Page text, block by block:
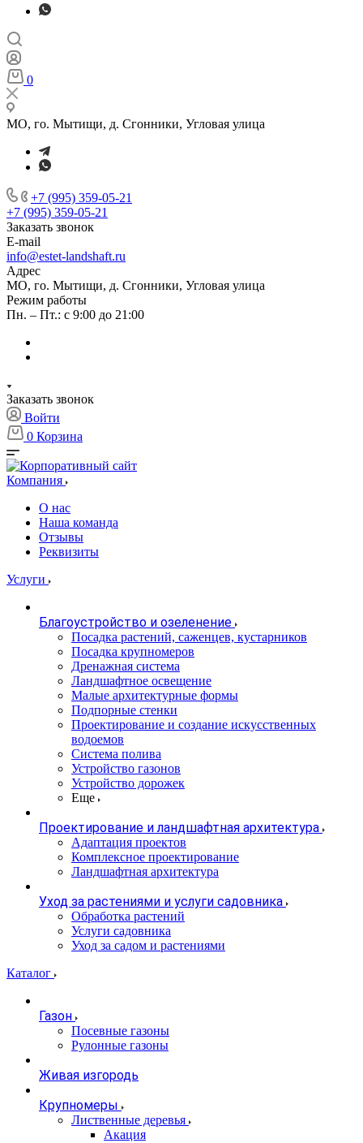
0
МО, го. Мытищи, д. Сгонники, Угловая улица
+7 (995) 359-05-21
+7 (995) 359-05-21
Заказать звонок
E-mail
info@estet-landshaft.ru
Адрес
МО, го. Мытищи, д. Сгонники, Угловая улица
Режим работы
Пн. – Пт.: с 9:00 до 21:00
Заказать звонок
Войти
0 Корзина
Компания
О нас
Наша команда
Отзывы
Реквизиты
Услуги
Благоустройство и озеленение
Посадка растений, саженцев, кустарников
Посадка крупномеров
Дренажная система
Ландшафтное освещение
Малые архитектурные формы
Подпорные стенки
Проектирование и создание искусственных
водоемов
Система полива
Устройство газонов
Устройство дорожек
Еще
Проектирование и ландшафтная архитектура
Адаптация проектов
Комплексное проектирование
Ландшафтная архитектура
Уход за растениями и услуги садовника
Обработка растений
Услуги садовника
Уход за садом и растениями
Каталог
Газон
Посевные газоны
Рулонные газоны
Живая изгородь
Крупномеры
Лиственные деревья
Акация